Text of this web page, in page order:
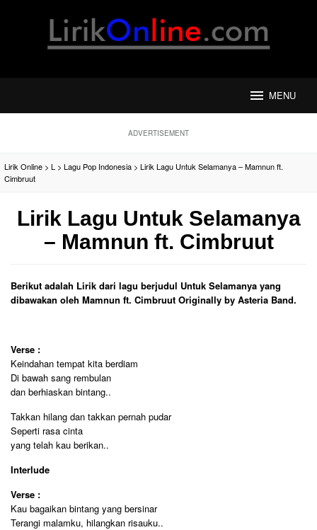
MENU
ADVERTISEMENT
Lirik Online > L > Lagu Pop Indonesia > Lirik Lagu Untuk Selamanya – Mamnun ft.
Cimbruut
Lirik Lagu Untuk Selamanya
– Mamnun ft. Cimbruut
Berikut adalah Lirik dari lagu berjudul Untuk Selamanya yang
dibawakan oleh Mamnun ft. Cimbruut Originally by Asteria Band.
Verse :
Keindahan tempat kita berdiam
Di bawah sang rembulan
dan berhiaskan bintang..
Takkan hilang dan takkan pernah pudar
Seperti rasa cinta
yang telah kau berikan..
Interlude
Verse :
Kau bagaikan bintang yang bersinar
Terangi malamku, hilangkan risauku..